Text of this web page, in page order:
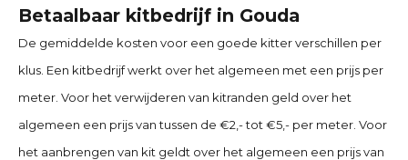
Betaalbaar kitbedrijf in Gouda
De gemiddelde kosten voor een goede kitter verschillen per
klus. Een kitbedrijf werkt over het algemeen met een prijs per
meter. Voor het verwijderen van kitranden geld over het
algemeen een prijs van tussen de €2,- tot €5,- per meter. Voor
het aanbrengen van kit geldt over het algemeen een prijs van